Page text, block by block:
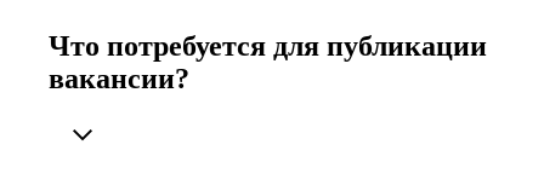
Что потребуется для публикации
вакансии?